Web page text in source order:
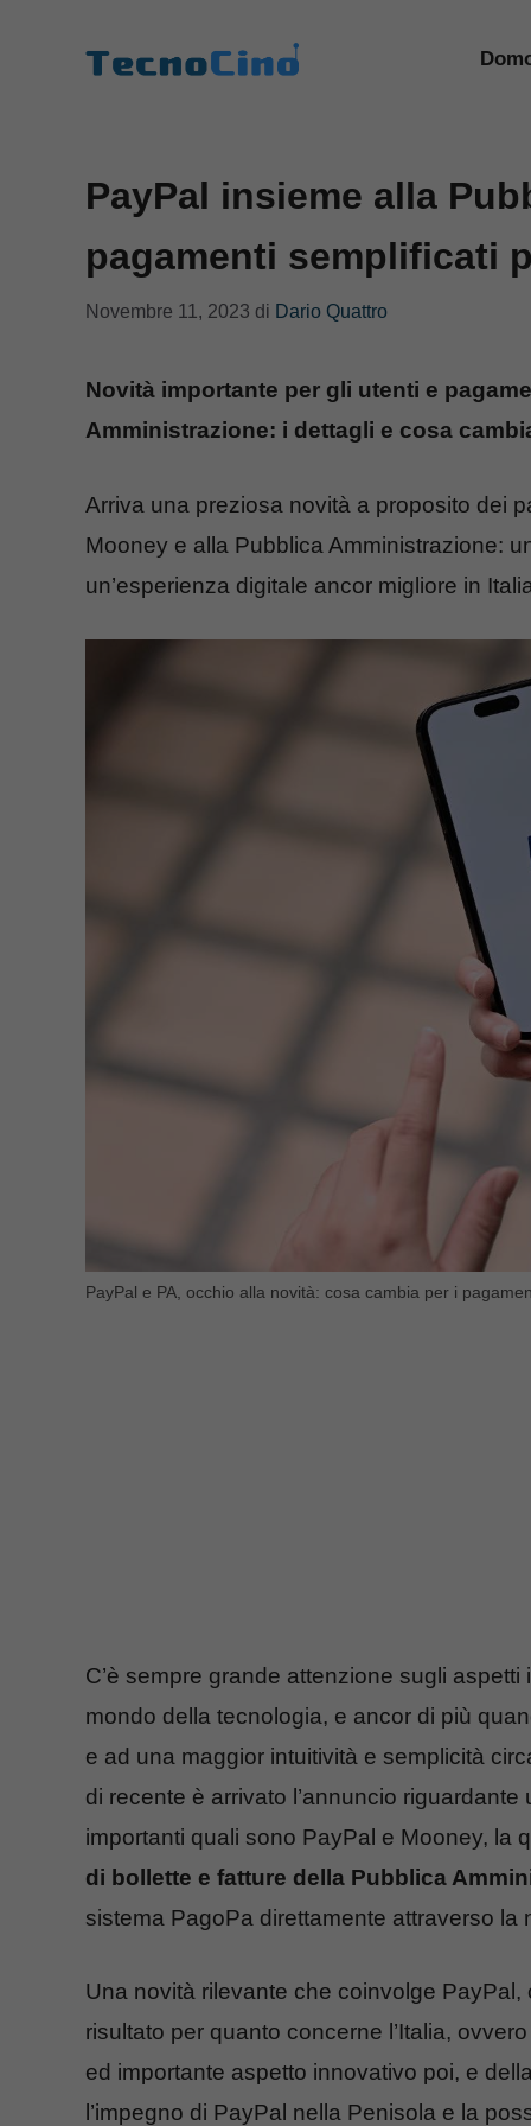
PayPal insieme alla
pagamenti semplificati
Novembre 11, 2023 di Dario Quattro
Novità importante per gli utenti e
Amministrazione: i dettagli e cosa
Arriva una preziosa novità a proposito dei
Mooney e alla Pubblica Amministrazione:
un’esperienza digitale ancor migliore in
PayPal e PA, occhio alla novità: cosa cambia per i
C’è sempre grande attenzione sugli
mondo della tecnologia, e ancor di più
e ad una maggior intuitività e semplicità
di recente è arrivato l’annuncio
importanti quali sono PayPal e Mooney, la
di bollette e fatture della Pubblica
sistema PagoPa direttamente attraverso la
Una novità rilevante che coinvolge
risultato per quanto concerne l’Italia,
ed importante aspetto innovativo poi, e
l’impegno di PayPal nella Penisola e la